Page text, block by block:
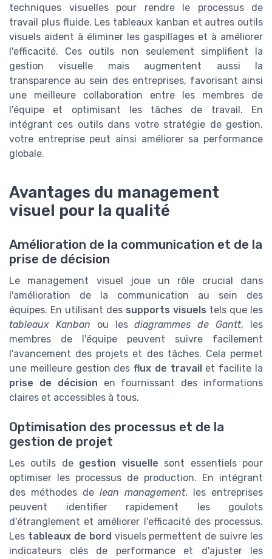
techniques visuelles pour rendre le processus de
travail plus fluide. Les tableaux kanban et autres outils
visuels aident à éliminer les gaspillages et à améliorer
l'efficacité. Ces outils non seulement simplifient la
gestion visuelle mais augmentent aussi la
transparence au sein des entreprises, favorisant ainsi
une meilleure collaboration entre les membres de
l'équipe et optimisant les tâches de travail. En
intégrant ces outils dans votre stratégie de gestion,
votre entreprise peut ainsi améliorer sa performance
globale.
Avantages du management
visuel pour la qualité
Amélioration de la communication et de la
prise de décision
Le management visuel joue un rôle crucial dans
l'amélioration de la communication au sein des
équipes. En utilisant des supports visuels tels que les
tableaux Kanban ou lesdiagrammes de Gantt, les
membres de l'équipe peuvent suivre facilement
l'avancement des projets et des tâches. Cela permet
une meilleure gestion desflux de travailet facilite la
prise de décision en fournissant des informations
claires et accessibles à tous.
Optimisation des processus et de la
gestion de projet
Les outils de gestion visuelle sont essentiels pour
optimiser les processus de production. En intégrant
des méthodes de lean management, les entreprises
peuvent identifier rapidement les goulots
d'étranglement et améliorer l'efficacité des processus.
Les tableaux de bord visuels permettent de suivre les
indicateurs clés de performance et d'ajuster les